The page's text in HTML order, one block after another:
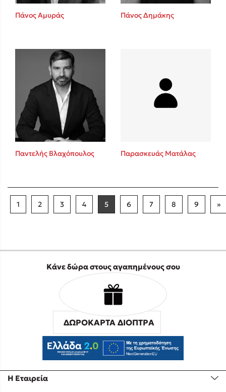
Πάνος Αμυράς Πάνος Δημάκης
Παντελής Βλαχόπουλος Παρασκευάς Ματάλας
1 2 3 4 5 6 7 8 9 »
Η Εταιρεία
Κάνε δώρα στους αγαπημένους σου
ΔΩΡΟΚΑΡΤΑ ΔΙΟΠΤΡΑ